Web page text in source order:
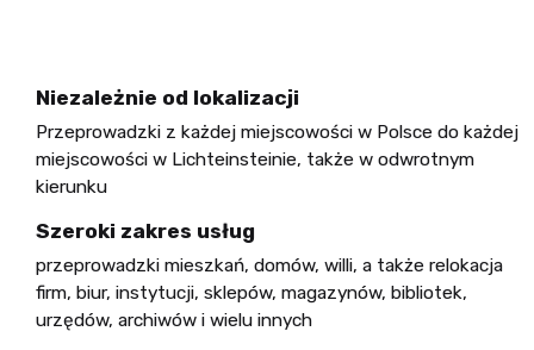
Niezależnie od lokalizacji
Przeprowadzki z każdej miejscowości w Polsce do każdej
miejscowości w Lichteinsteinie, także w odwrotnym
kierunku
Szeroki zakres usług
przeprowadzki mieszkań, domów, willi, a także relokacja
firm, biur, instytucji, sklepów, magazynów, bibliotek,
urzędów, archiwów i wielu innych